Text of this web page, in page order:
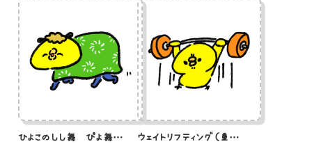
ひよこのしし舞 ぴよ舞のイラスト ウェイトリフティング（重量挙げ）をするひよこのイラスト